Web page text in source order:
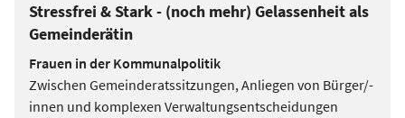
Stressfrei & Stark - (noch mehr) Gelassenheit als
Gemeinderätin
Frauen in der Kommunalpolitik
Zwischen Gemeinderatssitzungen, Anliegen von Bürger/-
innen und komplexen Verwaltungsentscheidungen